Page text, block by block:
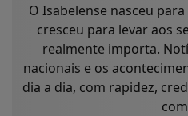
O Isabelense nasceu
cresceu para levar aos
realmente importa.
nacionais e os
dia a dia, com rapidez,